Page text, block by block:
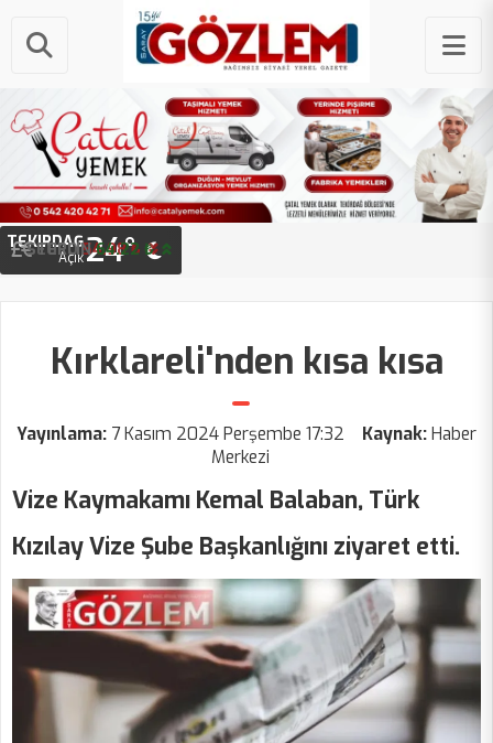
STERLIN 64.22 ₺
TEKIRDAĞ
Açık24°
Kırklareli'nden kısa kısa
Yayınlama: 7 Kasım 2024 Perşembe 17:32 Kaynak:Haber
Merkezi
Vize Kaymakamı Kemal Balaban, Türk
Kızılay Vize Şube Başkanlığını ziyaret etti.